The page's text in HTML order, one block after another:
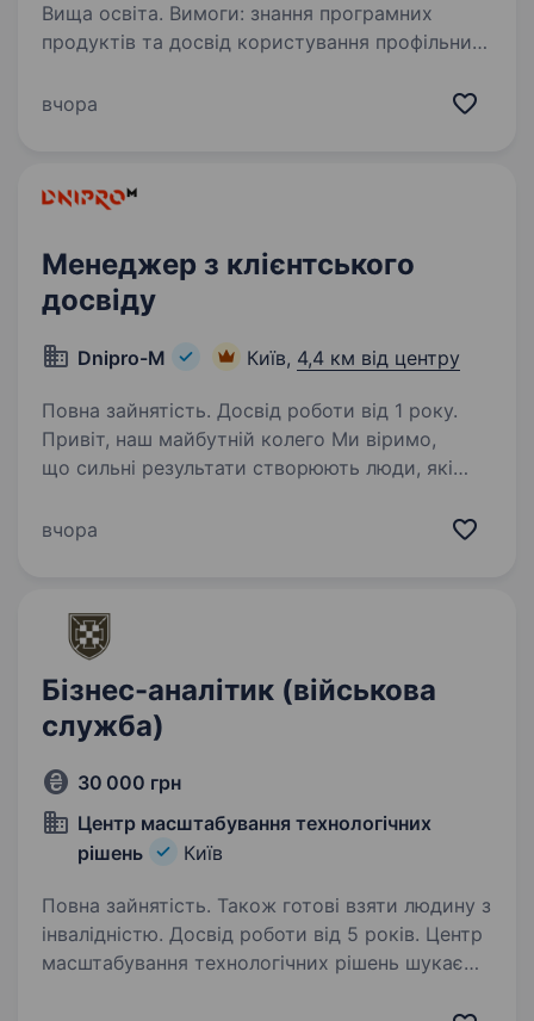
Вища освіта. Вимоги: знання програмних
продуктів та досвід користування профільним
програм опису бізнес-процесів у форматі
вчора
Менеджер з клієнтського
досвіду
Dnipro-M Київ, 4,4 км від центру
Повна зайнятість. Досвід роботи від 1 року.
Привіт, наш майбутній колего Ми віримо,
що сильні результати створюють люди, які
відповідально. У Dnipro-M ми будуємо
вчора
Бізнес-аналітик (військова
служба)
30 000 грн
Центр масштабування технологічних
рішень
Київ
Повна зайнятість. Також готові взяти людину з
інвалідністю. Досвід роботи від 5 років. Центр
масштабування технологічних рішень шукає